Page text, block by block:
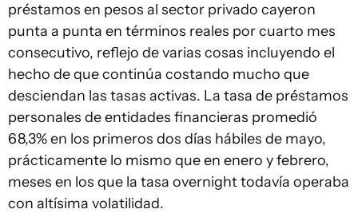
préstamos en pesos al sector privado cayeron
punta a punta en términos reales por cuarto mes
consecutivo, reflejo de varias cosas incluyendo el
hecho de que continúa costando mucho que
desciendan las tasas activas. La tasa de préstamos
personales de entidades financieras promedió
68,3% en los primeros dos días hábiles de mayo,
prácticamente lo mismo que en enero y febrero,
meses en los que la tasa overnight todavía operaba
con altísima volatilidad.